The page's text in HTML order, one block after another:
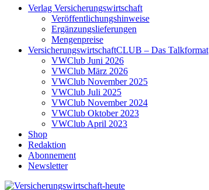
Verlag Versicherungswirtschaft
Veröffentlichungshinweise
Ergänzungslieferungen
Mengenpreise
VersicherungswirtschaftCLUB – Das Talkformat
VWClub Juni 2026
VWClub März 2026
VWClub November 2025
VWClub Juli 2025
VWClub November 2024
VWClub Oktober 2023
VWClub April 2023
Shop
Redaktion
Abonnement
Newsletter